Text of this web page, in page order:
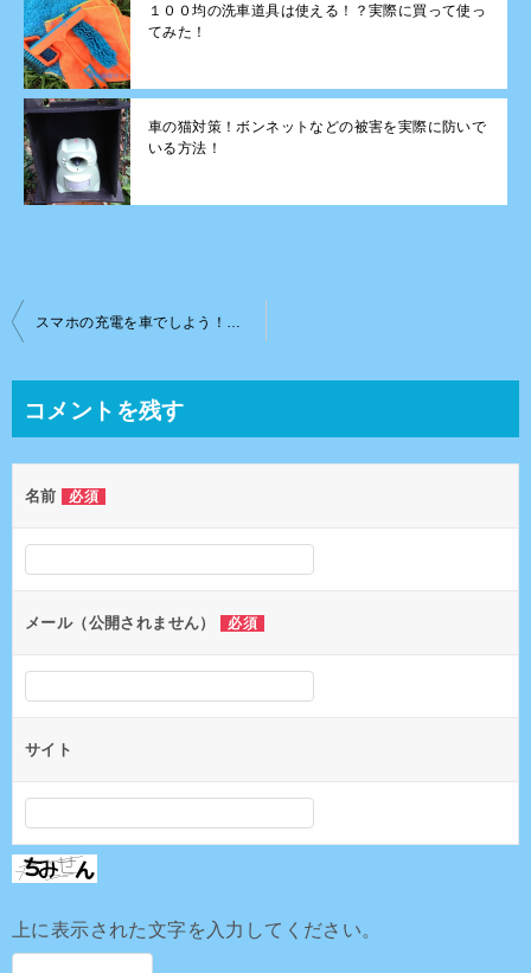
１００均の洗車道具は使える！？実際に買って使っ
てみた！
車の猫対策！ボンネットなどの被害を実際に防いで
いる方法！
投
ビ
ゲ
ー
シ
ョ
ン
コメントを残す
名前 必須
メール（公開されません） 必須
サイト
上に表示された文字を入力してください。